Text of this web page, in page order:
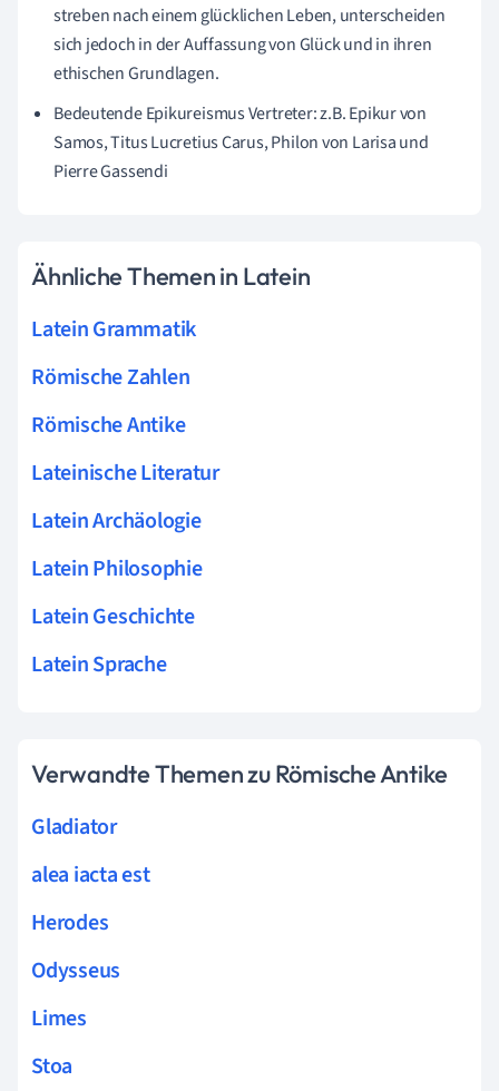
streben nach einem glücklichen Leben, unterscheiden
sich jedoch in der Auffassung von Glück und in ihren
ethischen Grundlagen.
Bedeutende Epikureismus Vertreter: z.B. Epikur von
Samos, Titus Lucretius Carus, Philon von Larisa und
Pierre Gassendi
Ähnliche Themen in Latein
Latein Grammatik
Römische Zahlen
Römische Antike
Lateinische Literatur
Latein Archäologie
Latein Philosophie
Latein Geschichte
Latein Sprache
Verwandte Themen zu Römische Antike
Gladiator
alea iacta est
Herodes
Odysseus
Limes
Stoa